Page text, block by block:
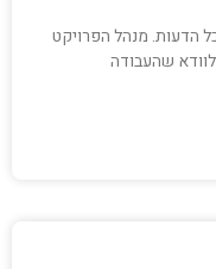
הדעות. מנהל הפרויקט
שהעבודה